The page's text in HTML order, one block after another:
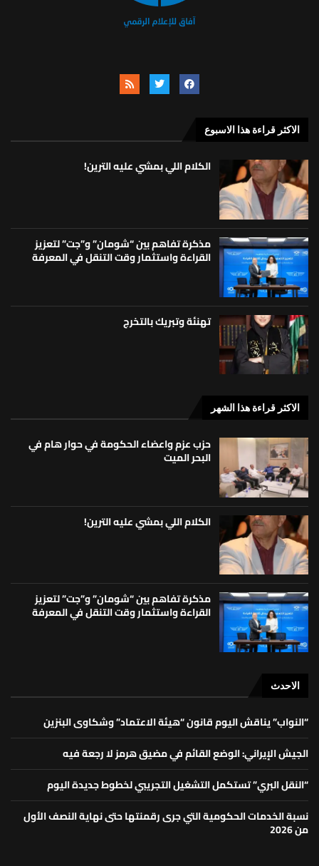
الاكثر قراءة هذا الاسبوع
الكلام اللي بمشي عليه الترين!
مذكرة تفاهم بين “شومان” و”جت” لتعزيز
القراءة واستثمار وقت التنقل في المعرفة
تهنئة وتبريك بالتخرج
الاكثر قراءة هذا الشهر
حزب عزم واعضاء الحكومة في حوار هام في
البحر الميت
الكلام اللي بمشي عليه الترين!
مذكرة تفاهم بين “شومان” و”جت” لتعزيز
القراءة واستثمار وقت التنقل في المعرفة
الاحدث
“النواب” يناقش اليوم قانون “هيئة الاعتماد” وشكاوى البنزين
الجيش الإيراني: الوضع القائم في مضيق هرمز لا رجعة فيه
“النقل البري” تستكمل التشغيل التجريبي لخطوط جديدة اليوم
نسبة الخدمات الحكومية التي جرى رقمنتها حتى نهاية النصف الأول
من 2026